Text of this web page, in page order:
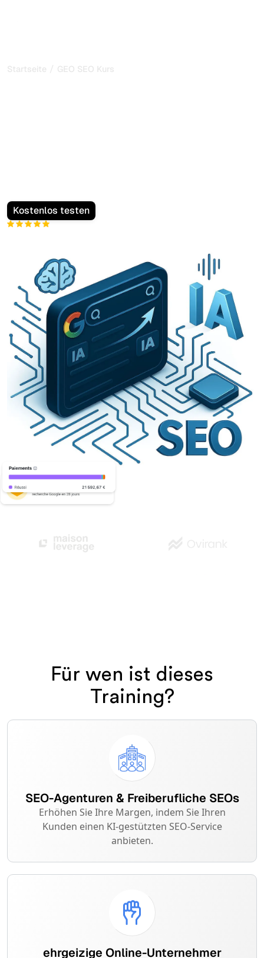
Startseite / GEO SEO Kurs
Kostenlos testen
Für wen ist dieses
Training?
SEO-Agenturen & Freiberufliche SEOs
Erhöhen Sie Ihre Margen, indem Sie Ihren
Kunden einen KI-gestützten SEO-Service
anbieten.
ehrgeizige Online-Unternehmer